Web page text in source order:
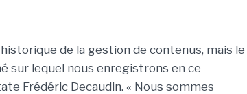
de la gestion de contenus, mais le
sur lequel nous enregistrons en ce
Frédéric Decaudin. « Nous sommes